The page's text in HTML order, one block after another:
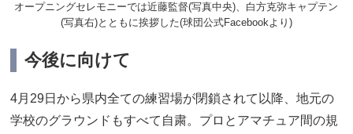
オープニングセレモニーでは近藤監督(写真中央)、白方克弥キャプテン
(写真右)とともに挨拶した(球団公式Facebookより)
今後に向けて
4月29日から県内全ての練習場が閉鎖されて以降、地元の
学校のグラウンドもすべて自粛。プロとアマチュア間の規